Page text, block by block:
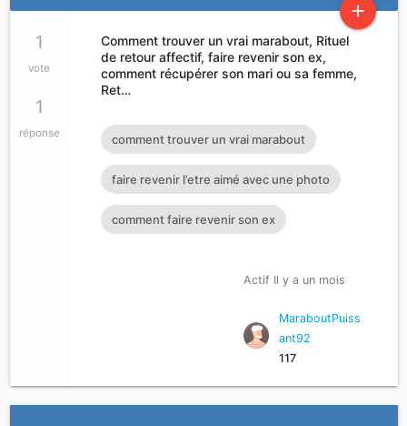
add
1
vote
1
réponse
Comment trouver un vrai marabout, Rituel
de retour affectif, faire revenir son ex,
comment récupérer son mari ou sa femme,
Ret…
comment trouver un vrai marabout
faire revenir l’etre aimé avec une photo
comment faire revenir son ex
Actif Il y a un mois
MaraboutPuiss
ant92
117